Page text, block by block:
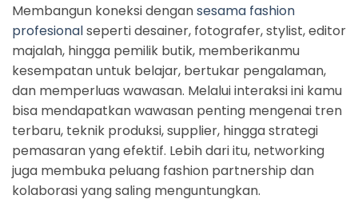
Membangun koneksi dengansesama fashion
profesionalseperti desainer, fotografer, stylist, editor
majalah, hingga pemilik butik, memberikanmu
kesempatan untuk belajar, bertukar pengalaman,
dan memperluas wawasan. Melalui interaksi ini kamu
bisa mendapatkan wawasan penting mengenai tren
terbaru, teknik produksi, supplier, hingga strategi
pemasaran yang efektif. Lebih dari itu, networking
juga membuka peluang fashion partnership dan
kolaborasi yang saling menguntungkan.